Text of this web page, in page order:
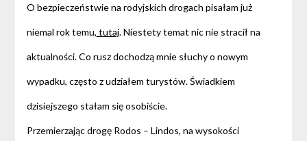
O bezpieczeństwie na rodyjskich drogach pisałam już
niemal rok temu, tutaj. Niestety temat nic nie stracił na
aktualności. Co rusz dochodzą mnie słuchy o nowym
wypadku, często z udziałem turystów. Świadkiem
dzisiejszego stałam się osobiście.
Przemierzając drogę Rodos – Lindos, na wysokości